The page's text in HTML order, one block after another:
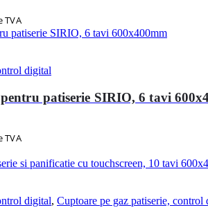
TVA
digital
patiserie SIRIO, 6 tavi
TVA
digital, Cuptoare pe gaz patiserie, control